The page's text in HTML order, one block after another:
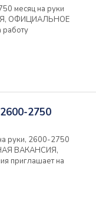
месяц на руки
ОФИЦИАЛЬНОЕ
лидера
• Официальное
2750
руки, 2600-2750
ВАКАНСИЯ,
приглашает на
компании-
•